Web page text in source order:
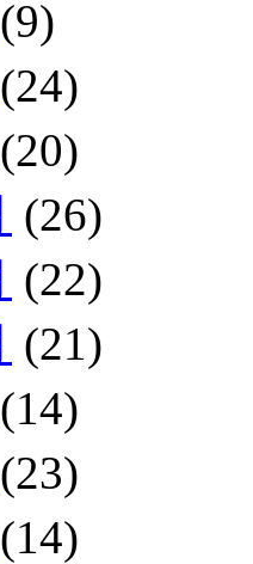
(9)
(24)
(20)
(26)
(22)
(21)
(14)
(23)
(14)